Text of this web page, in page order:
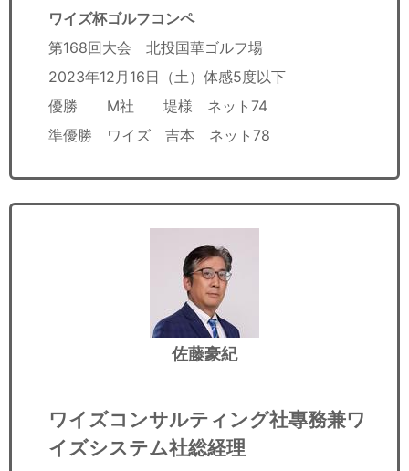
ワイズ杯ゴルフコンペ
第168回大会 北投国華ゴルフ場
2023年12月16日（土）体感5度以下
優勝 M社 堤様 ネット74
準優勝 ワイズ 吉本 ネット78
佐藤豪紀
ワイズコンサルティング社專務兼ワ
イズシステム社総経理